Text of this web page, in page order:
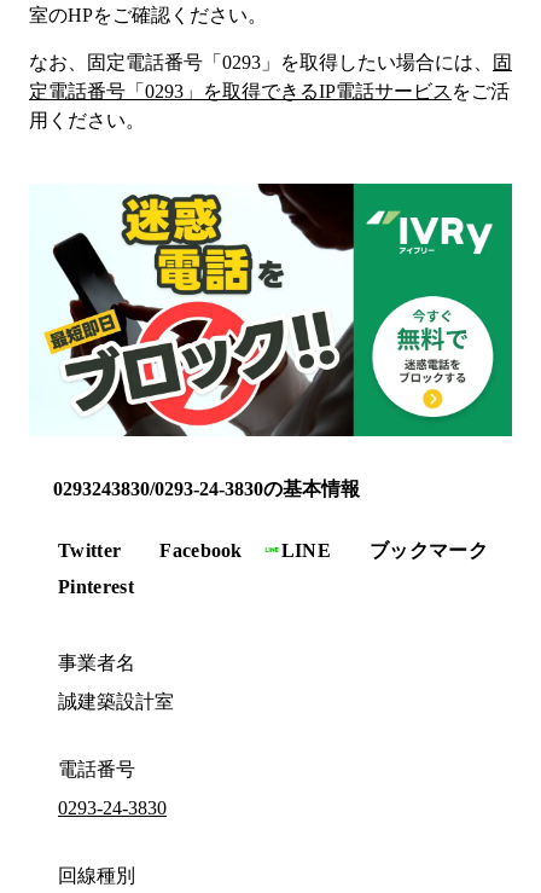
室のHPをご確認ください。
なお、固定電話番号「 0293 」を取得したい場合には、
固
定電話番号「 0293 」を取得できるIP電話サービス をご活
用ください。
0293243830/0293-24-3830の基本情報
Twitter Facebook LINE
ブックマーク
Pinterest
事業者名
誠建築設計室
電話番号
0293-24-3830
回線種別